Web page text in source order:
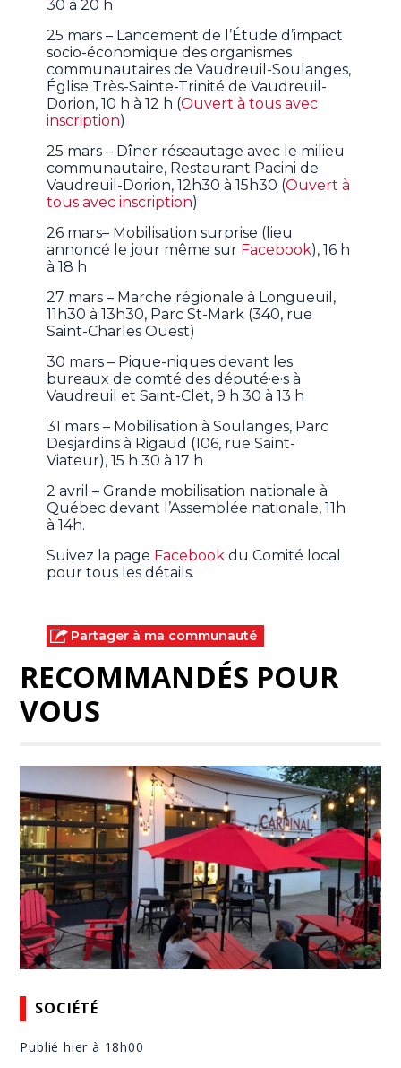
30 à 20 h
25 mars – Lancement de l’Étude d’impact
socio-économique des organismes
communautaires de Vaudreuil-Soulanges,
Église Très-Sainte-Trinité de Vaudreuil-
Dorion, 10 h à 12 h (Ouvert à tous avec
inscription)
25 mars – Dîner réseautage avec le milieu
communautaire, Restaurant Pacini de
Vaudreuil-Dorion, 12h30 à 15h30 (Ouvert à
tous avec inscription)
26 mars– Mobilisation surprise (lieu
annoncé le jour même sur Facebook), 16 h
à 18 h
27 mars – Marche régionale à Longueuil,
11h30 à 13h30, Parc St-Mark (340, rue
Saint-Charles Ouest)
30 mars – Pique-niques devant les
bureaux de comté des député·e·s à
Vaudreuil et Saint-Clet, 9 h 30 à 13 h
31 mars – Mobilisation à Soulanges, Parc
Desjardins à Rigaud (106, rue Saint-
Viateur), 15 h 30 à 17 h
2 avril – Grande mobilisation nationale à
Québec devant l’Assemblée nationale, 11h
à 14h.
Suivez la page Facebook du Comité local
pour tous les détails.
Partager à ma communauté
RECOMMANDÉS POUR
VOUS
SOCIÉTÉ
Publié hier à 18h00